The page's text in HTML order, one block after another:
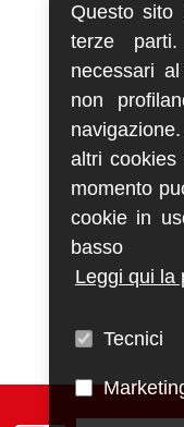
Questo sito
terze
necessari
non
altri cookies
momento
cookie in
Leggi qui la
Tecnici